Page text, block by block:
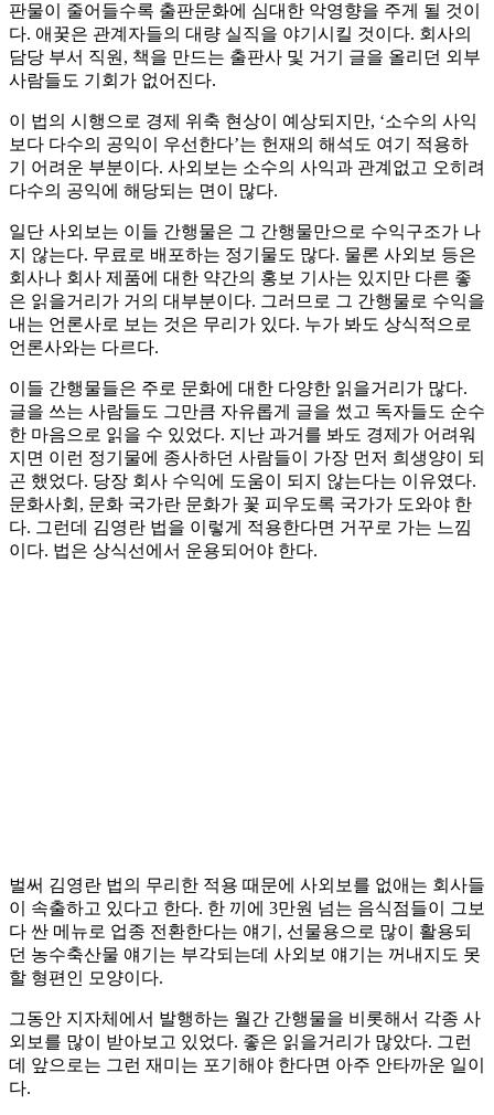
판물이 줄어들수록 출판문화에 심대한 악영향을 주게 될 것이
다. 애꿎은 관계자들의 대량 실직을 야기시킬 것이다. 회사의
담당 부서 직원, 책을 만드는 출판사 및 거기 글을 올리던 외부
사람들도 기회가 없어진다.
이 법의 시행으로 경제 위축 현상이 예상되지만, ‘소수의 사익
보다 다수의 공익이 우선한다’는 헌재의 해석도 여기 적용하
기 어려운 부분이다. 사외보는 소수의 사익과 관계없고 오히려
다수의 공익에 해당되는 면이 많다.
일단 사외보는 이들 간행물은 그 간행물만으로 수익구조가 나
지 않는다. 무료로 배포하는 정기물도 많다. 물론 사외보 등은
회사나 회사 제품에 대한 약간의 홍보 기사는 있지만 다른 좋
은 읽을거리가 거의 대부분이다. 그러므로 그 간행물로 수익을
내는 언론사로 보는 것은 무리가 있다. 누가 봐도 상식적으로
언론사와는 다르다.
이들 간행물들은 주로 문화에 대한 다양한 읽을거리가 많다.
글을 쓰는 사람들도 그만큼 자유롭게 글을 썼고 독자들도 순수
한 마음으로 읽을 수 있었다. 지난 과거를 봐도 경제가 어려워
지면 이런 정기물에 종사하던 사람들이 가장 먼저 희생양이 되
곤 했었다. 당장 회사 수익에 도움이 되지 않는다는 이유였다.
문화사회, 문화 국가란 문화가 꽃 피우도록 국가가 도와야 한
다. 그런데 김영란 법을 이렇게 적용한다면 거꾸로 가는 느낌
이다. 법은 상식선에서 운용되어야 한다.
벌써 김영란 법의 무리한 적용 때문에 사외보를 없애는 회사들
이 속출하고 있다고 한다. 한 끼에 3만원 넘는 음식점들이 그보
다 싼 메뉴로 업종 전환한다는 얘기, 선물용으로 많이 활용되
던 농수축산물 얘기는 부각되는데 사외보 얘기는 꺼내지도 못
할 형편인 모양이다.
그동안 지자체에서 발행하는 월간 간행물을 비롯해서 각종 사
외보를 많이 받아보고 있었다. 좋은 읽을거리가 많았다. 그런
데 앞으로는 그런 재미는 포기해야 한다면 아주 안타까운 일이
다.